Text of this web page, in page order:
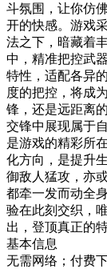
斗氛围，让你仿
开的快感。游戏
法之下，暗藏着
中，精准把控武
特性，适配各异
度的把控，将成
锋，还是远距离
交锋中展现属于
是游戏的精彩所
化方向，是提升
御敌人猛攻，亦
都牵一发而动全
验在此刻交织，
出，登顶真正的
基本信息
无需网络；付费